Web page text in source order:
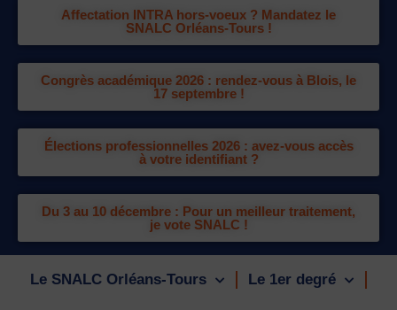
Affectation INTRA hors-voeux ? Mandatez le
SNALC Orléans-Tours !
Congrès académique 2026 : rendez-vous à Blois, le
17 septembre !
Élections professionnelles 2026 : avez-vous accès
à votre identifiant ?
Du 3 au 10 décembre : Pour un meilleur traitement,
je vote SNALC !
Le SNALC Orléans-Tours Le 1er degré